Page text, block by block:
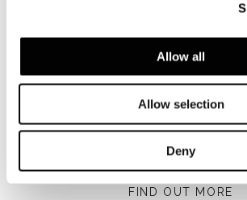
Allow all
Allow selection
Deny
Francoforte, villa
FIND OUT MORE